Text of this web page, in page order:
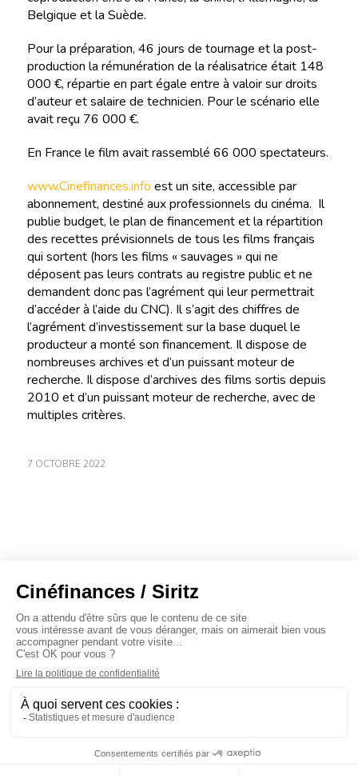
Belgique et la Suède.
Pour la préparation, 46 jours de tournage et la post-
production la rémunération de la réalisatrice était 148
000 €, répartie en part égale entre à valoir sur droits
d’auteur et salaire de technicien. Pour le scénario elle
avait reçu 76 000 €.
En France le film avait rassemblé 66 000 spectateurs.
www.Cinefinances.info est un site, accessible par
abonnement, destiné aux professionnels du cinéma. Il
publie budget, le plan de financement et la répartition
des recettes prévisionnels de tous les films français
qui sortent (hors les films « sauvages » qui ne
déposent pas leurs contrats au registre public et ne
demandent donc pas l’agrément qui leur permettrait
d’accéder à l’aide du CNC). Il s’agit des chiffres de
l’agrément d’investissement sur la base duquel le
producteur a monté son financement. Il dispose de
nombreuses archives et d’un puissant moteur de
recherche. Il dispose d’archives des films sortis depuis
2010 et d’un puissant moteur de recherche, avec de
multiples critères.
7 OCTOBRE 2022
À propos
Baromètres
Cinéscoop
Éditorial
Le Carrefour
Siritz © 2020 -